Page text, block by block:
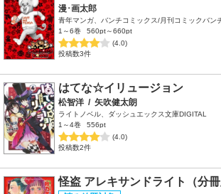
漫･画太郎
青年マンガ、バンチコミックス/月刊コミックバン
1～6巻
560pt～660pt
(4.0)
投稿数3件
はてな☆イリュージョン
松智洋 / 矢吹健太朗
ライトノベル、ダッシュエックス文庫DIGITAL
1～4巻
556pt
(4.0)
投稿数2件
怪盗 アレキサンドライト（分冊